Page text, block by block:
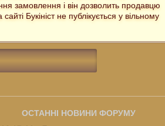
замовлення і він дозволить продавцю
Букініст не публікується у вільному
ОСТАННІ НОВИНИ ФОРУМУ